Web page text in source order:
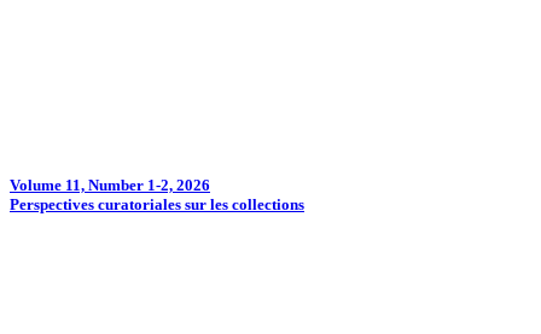
Volume 11, Number 1-2, 2026
Perspectives curatoriales sur les collections